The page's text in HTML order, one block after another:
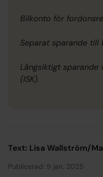
Bilkonto för
Separat sparande till
Långsiktigt sparande
(ISK).
Text: Lisa Wallström/
Publicerad: 9 jan. 2025